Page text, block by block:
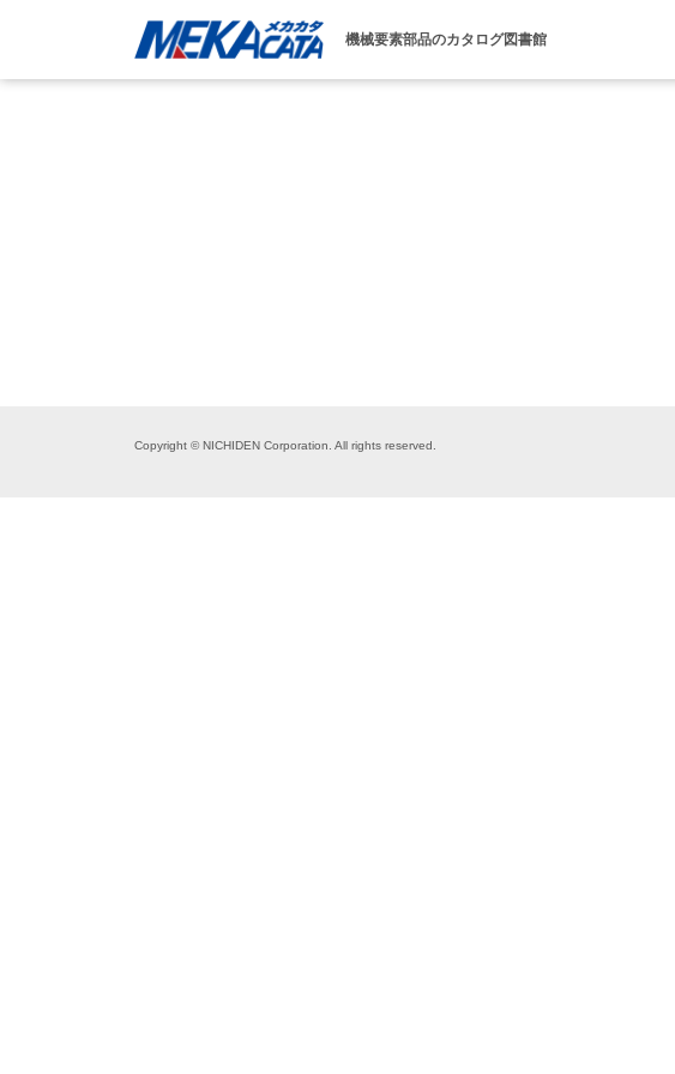
機械要素部品のカタログ図書館
Copyright © NICHIDEN Corporation. All rights reserved.